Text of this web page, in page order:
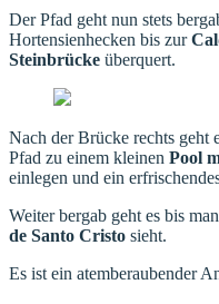
Der Pfad geht nun stets
Hortensienhecken bis zur
Steinbrücke überquert.
Nach der Brücke rechts geht
Pfad zu einem kleinen Pool
einlegen und ein
Weiter bergab geht es bis
de Santo Cristo sieht.
Es ist ein atemberaubender